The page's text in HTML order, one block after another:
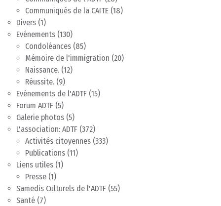
Communiqués de la CAITE (18)
Divers (1)
Evénements (130)
Condoléances (85)
Mémoire de l'immigration (20)
Naissance. (12)
Réussite. (9)
Evènements de l'ADTF (15)
Forum ADTF (5)
Galerie photos (5)
L'association: ADTF (372)
Activités citoyennes (333)
Publications (11)
Liens utiles (1)
Presse (1)
Samedis Culturels de l'ADTF (55)
Santé (7)